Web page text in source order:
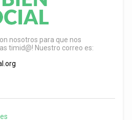
nosotros para que nos
timid@! Nuestro correo es: